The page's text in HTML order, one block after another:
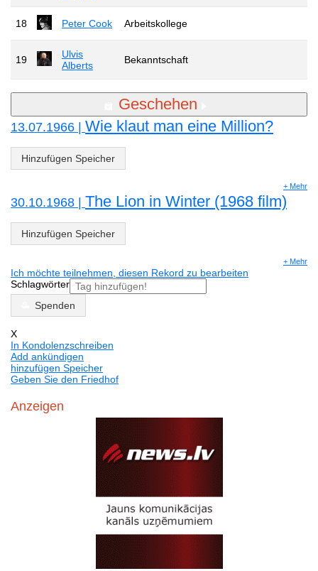
18 Peter Cook Arbeitskollege
19
Ulvis
Alberts
Bekanntschaft
Geschehen
13.07.1966 | Wie klaut man eine Million?
Hinzufügen Speicher
+ Mehr
30.10.1968 | The Lion in Winter (1968 film)
Hinzufügen Speicher
+ Mehr
Ich möchte teilnehmen, diesen Rekord zu bearbeiten
Schlagwörter
Spenden
X
In Kondolenzschreiben
Add ankündigen
hinzufügen Speicher
Geben Sie den Friedhof
Anzeigen